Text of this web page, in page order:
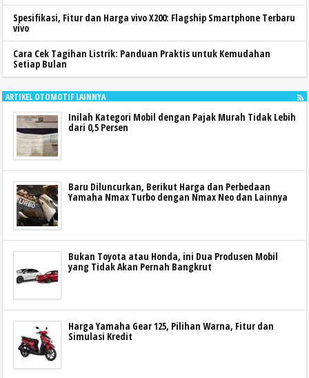
Spesifikasi, Fitur dan Harga vivo X200: Flagship Smartphone Terbaru
vivo
Cara Cek Tagihan Listrik: Panduan Praktis untuk Kemudahan
Setiap Bulan
ARTIKEL OTOMOTIF LAINNYA
Inilah Kategori Mobil dengan Pajak Murah Tidak Lebih
dari 0,5 Persen
Baru Diluncurkan, Berikut Harga dan Perbedaan
Yamaha Nmax Turbo dengan Nmax Neo dan Lainnya
Bukan Toyota atau Honda, ini Dua Produsen Mobil
yang Tidak Akan Pernah Bangkrut
Harga Yamaha Gear 125, Pilihan Warna, Fitur dan
Simulasi Kredit